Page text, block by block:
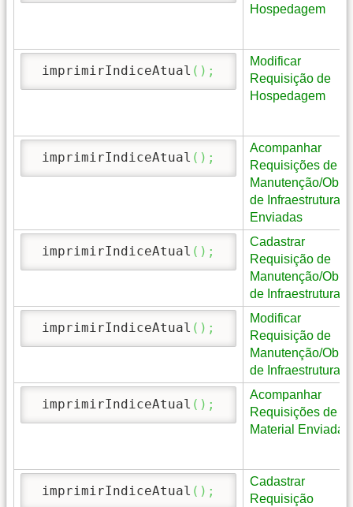
Hospedagem
imprimirIndiceAtual ( ) ;
Modificar
Requisição de
Hospedagem
imprimirIndiceAtual ( ) ;
Acompanhar
Requisições de
Manutenção/
de Infraestrutura
Enviadas
imprimirIndiceAtual ( ) ;
Cadastrar
Requisição de
Manutenção/
de Infraestrutura
imprimirIndiceAtual ( ) ;
Modificar
Requisição de
Manutenção/
de Infraestrutura
imprimirIndiceAtual ( ) ;
Acompanhar
Requisições de
Material Enviadas
imprimirIndiceAtual ( ) ;
Cadastrar
Requisição